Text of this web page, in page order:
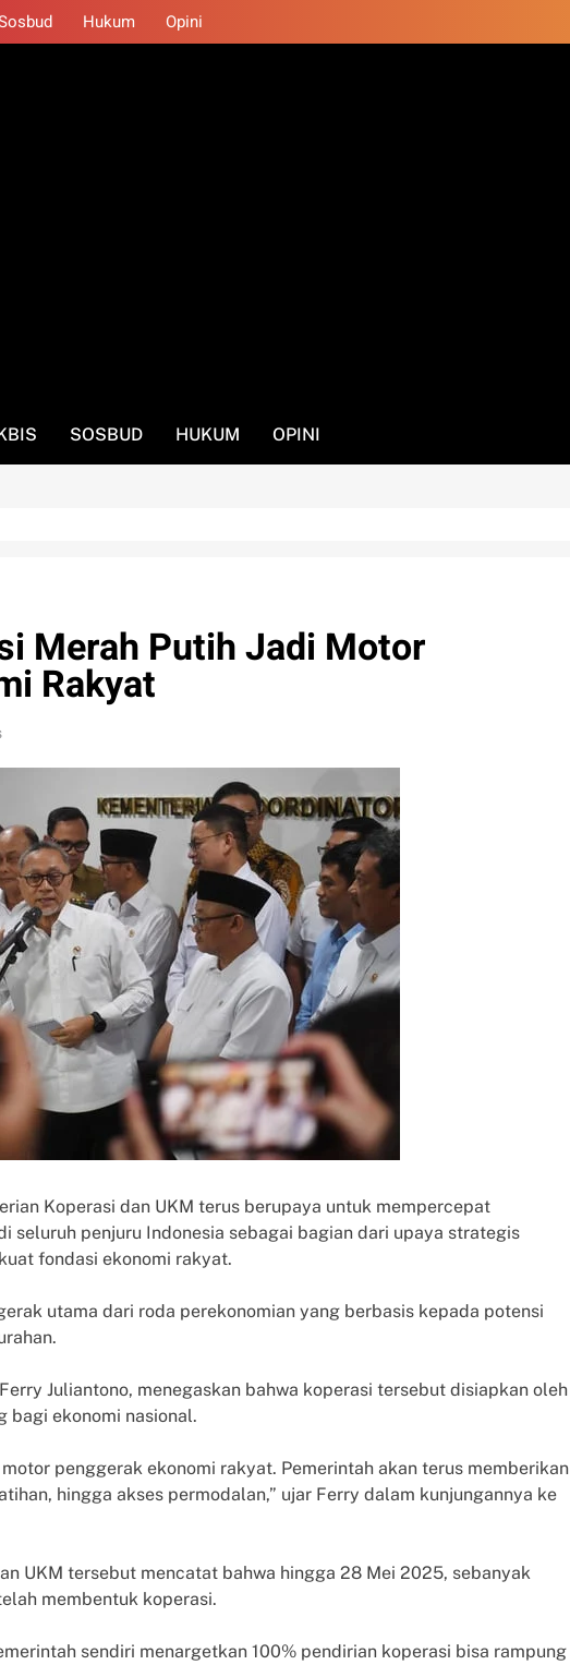
Hukum Opini
SOSBUD HUKUM OPINI
Merah Putih Jadi Motor
Rakyat
Koperasi dan UKM terus berupaya untuk mempercepat
seluruh penjuru Indonesia sebagai bagian dari upaya strategis
fondasi ekonomi rakyat.
utama dari roda perekonomian yang berbasis kepada potensi
Juliantono, menegaskan bahwa koperasi tersebut disiapkan oleh
bagi ekonomi nasional.
penggerak ekonomi rakyat. Pemerintah akan terus memberikan
hingga akses permodalan,” ujar Ferry dalam kunjungannya ke
UKM tersebut mencatat bahwa hingga 28 Mei 2025, sebanyak
membentuk koperasi.
sendiri menargetkan 100% pendirian koperasi bisa rampung